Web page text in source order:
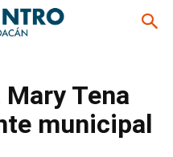
Tena
municipal